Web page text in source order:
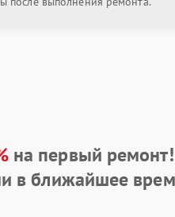
на первый ремонт!
в ближайшее